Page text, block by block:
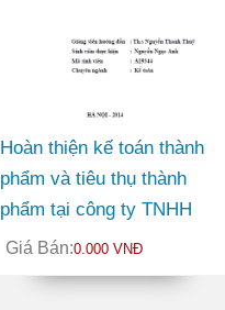
Hoàn thiện kế toán thành
phẩm và tiêu thụ thành
phẩm tại công ty TNHH
Thương mại và Dịch vụ
Hiếu Linh
Giá Bán:0.000 VNĐ